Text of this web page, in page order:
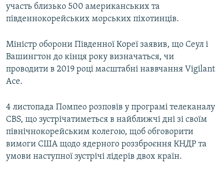
участь близько 500 американських та
південнокорейських морських піхотинців.
Міністр оборони Південної Кореї заявив, що Сеул і
Вашингтон до кінця року визначаться, чи
проводити в 2019 році масштабні наввчання Vigilant
Ace.
4 листопада Помпео розповів у програмі телеканалу
CBS, що зустрічатиметься в найближчі дні зі своїм
північнокорейським колегою, щоб обговорити
вимоги США щодо ядерного роззброєння КНДР та
умови наступної зустрічі лідерів двох країн.